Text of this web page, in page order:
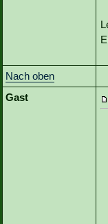
Nach oben
Gast